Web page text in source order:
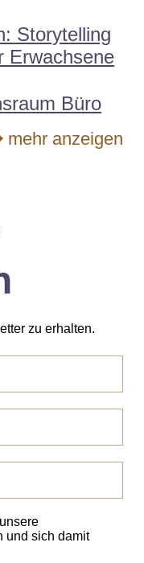
Storytelling
Erwachsene
Büro
mehr anzeigen
zu erhalten.
und sich damit